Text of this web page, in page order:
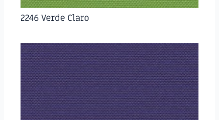
2246 Verde Claro